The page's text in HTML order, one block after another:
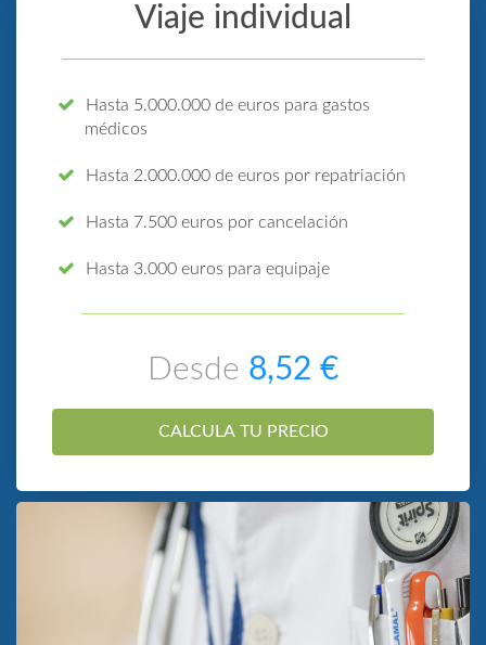
Viaje individual
Hasta 5.000.000 de euros para gastos
médicos
Hasta 2.000.000 de euros por repatriación
Hasta 7.500 euros por cancelación
Hasta 3.000 euros para equipaje
Desde 8,52 €
CALCULA TU PRECIO